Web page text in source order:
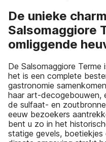
De unieke
Salsomaggiore
omliggende
De Salsomaggiore
het is een complete
gastronomie
haar art-decogebouwen,
de sulfaat- en
eeuw bezoekers
bent u zo in het
statige gevels,